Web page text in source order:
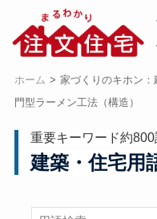
ホーム 家づくりのキホン
門型ラーメン工法（構造）
重要キーワード約
建築・住宅用